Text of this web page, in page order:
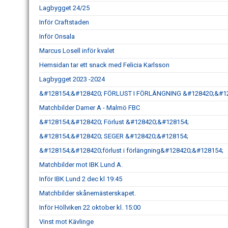
Lagbygget 24/25
Inför Craftstaden
Inför Onsala
Marcus Losell inför kvalet
Hemsidan tar ett snack med Felicia Karlsson
Lagbygget 2023 -2024
&#128154;&#128420; FÖRLUST I FÖRLÄNGNING
Matchbilder Damer A - Malmö FBC
&#128154;&#128420; Förlust &#128420;&#128154;
&#128154;&#128420; SEGER &#128420;&#128154;
&#128154;&#128420;förlust i förlängning&#128420;&#128154;
Matchbilder mot IBK Lund A.
Inför IBK Lund 2 dec kl 19:45
Matchbilder skånemästerskapet.
Inför Höllviken 22 oktober kl. 15:00
Vinst mot Kävlinge